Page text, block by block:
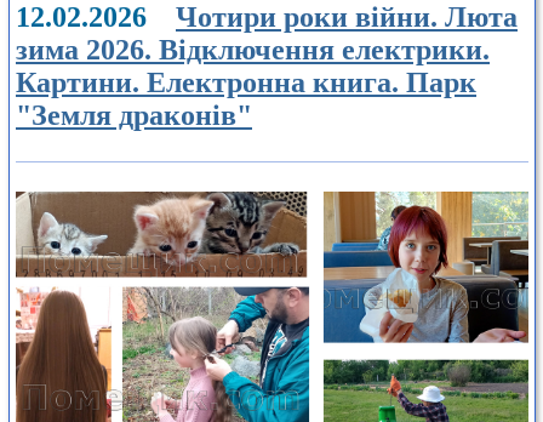
12.02.2026 Чотири роки війни. Люта
зима 2026. Відключення електрики.
Картини. Електронна книга. Парк
"Земля драконів"